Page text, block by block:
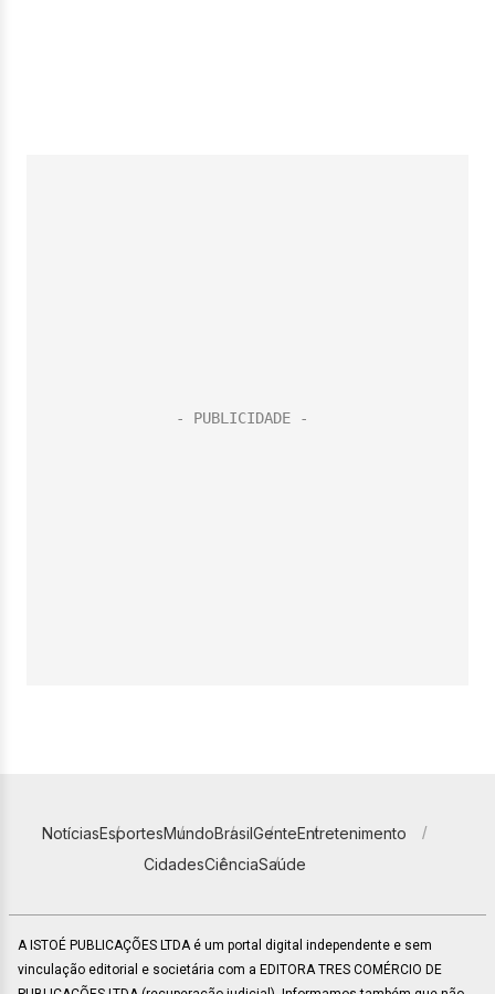
NotíciasEsportesMundoBrasilGenteEntretenimento
CidadesCiênciaSaúde
A ISTOÉ PUBLICAÇÕES LTDA é um portal digital independente e sem
vinculação editorial e societária com a EDITORA TRES COMÉRCIO DE